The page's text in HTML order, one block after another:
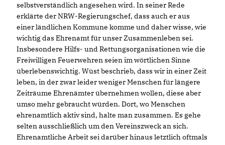
selbstverständlich angesehen wird. In seiner Rede
erklärte der NRW-Regierungschef, dass auch er aus
einer ländlichen Kommune komme und daher wisse, wie
wichtig das Ehrenamt für unser Zusammenleben sei.
Insbesondere Hilfs- und Rettungsorganisationen wie die
Freiwilligen Feuerwehren seien im wörtlichen Sinne
überlebenswichtig. Wüst beschrieb, dass wir in einer Zeit
leben, in der zwar leider weniger Menschen für längere
Zeiträume Ehrenämter übernehmen wollen, diese aber
umso mehr gebraucht würden. Dort, wo Menschen
ehrenamtlich aktiv sind, halte man zusammen. Es gehe
selten ausschließlich um den Vereinszweck an sich.
Ehrenamtliche Arbeit sei darüber hinaus letztlich oftmals